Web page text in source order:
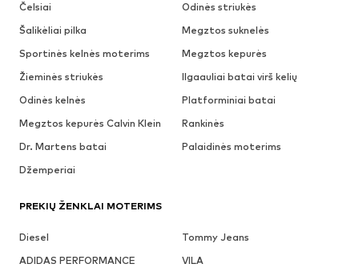
Čelsiai
Odinės striukės
Šalikėliai pilka
Megztos suknelės
Sportinės kelnės moterims
Megztos kepurės
Žieminės striukės
Ilgaauliai batai virš kelių
Odinės kelnės
Platforminiai batai
Megztos kepurės Calvin Klein
Rankinės
Dr. Martens batai
Palaidinės moterims
Džemperiai
PREKIŲ ŽENKLAI MOTERIMS
Diesel
Tommy Jeans
ADIDAS PERFORMANCE
VILA